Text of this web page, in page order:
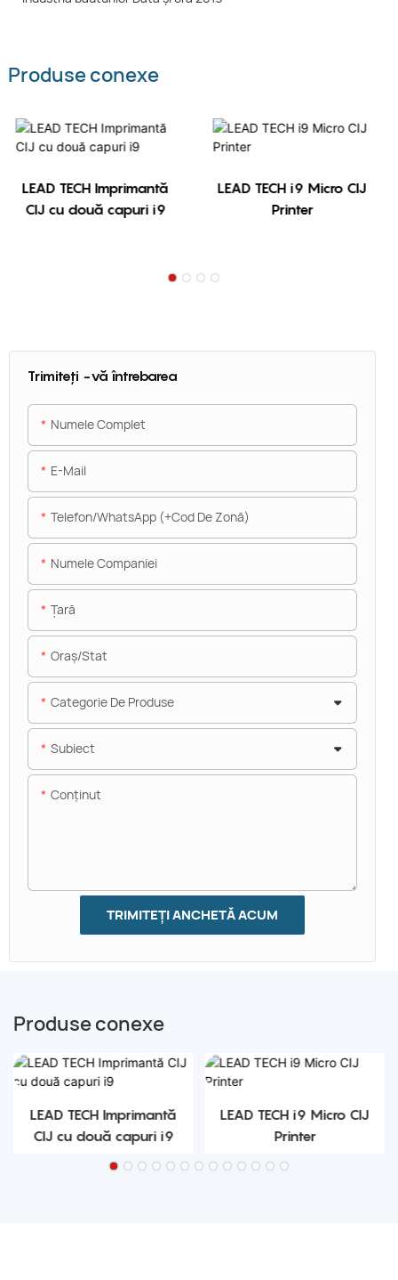
Produse conexe
LEAD TECH Imprimantă
CIJ cu două capuri i9
LEAD TECH i9 Micro CIJ
Printer
Trimiteți -vă întrebarea
Numele Complet
E-Mail
Telefon/WhatsApp (+Cod De Zonă)
Numele Companiei
Ţară
Oraș/stat
Categorie De Produse
Subiect
Conţinut
TRIMITEȚI ANCHETĂ ACUM
Produse conexe
LEAD TECH Imprimantă
CIJ cu două capuri i9
LEAD TECH i9 Micro CIJ
Printer